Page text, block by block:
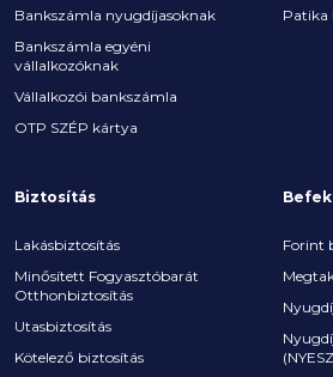
Bankszámla nyugdíjasoknak
Bankszámla egyéni
vállalkozóknak
Vállalkozói bankszámla
OTP SZÉP kártya
Patika
Biztosítás
Lakásbiztosítás
Minősített Fogyasztóbarát
Otthonbiztosítás
Utasbiztosítás
Kötelező biztosítás
Forint